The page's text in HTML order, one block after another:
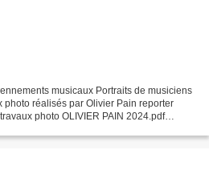
musicaux Portraits de musiciens
photo réalisés par Olivier Pain reporter
photo OLIVIER PAIN 2024.pdf